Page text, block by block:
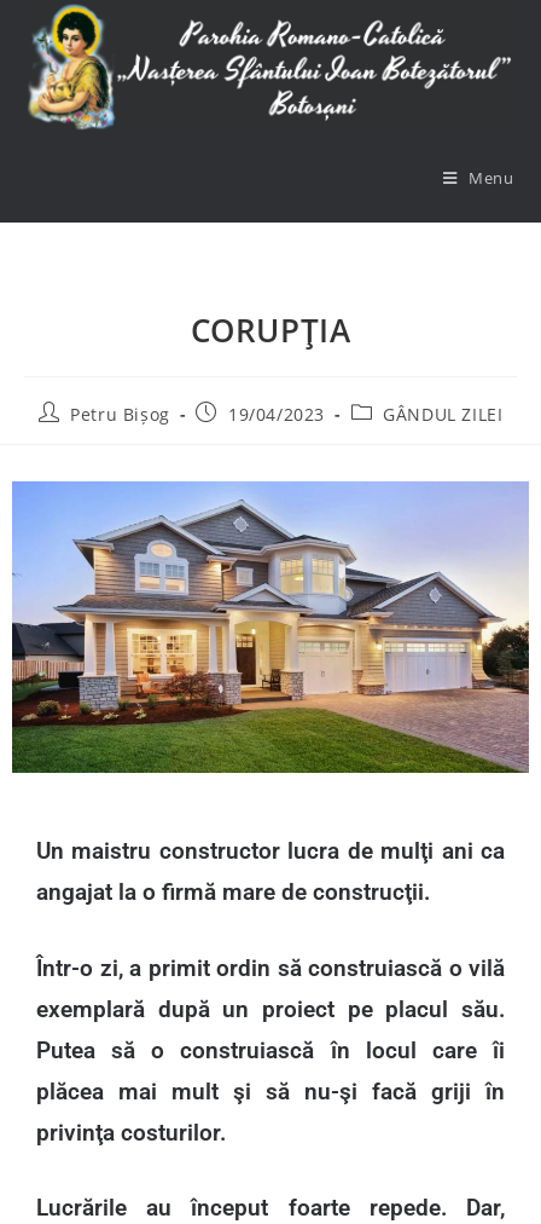
Menu
CORUPŢIA
Petru Bișog 19/04/2023 GÂNDUL ZILEI
Un maistru constructor lucra de mulţi ani ca
angajat la o firmă mare de construcţii.
Într-o zi, a primit ordin să construiască o vilă
exemplară după un proiect pe placul său.
Putea să o construiască în locul care îi
plăcea mai mult şi să nu-şi facă griji în
privinţa costurilor.
Lucrările au început foarte repede. Dar,